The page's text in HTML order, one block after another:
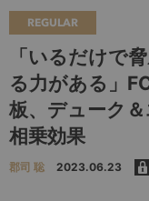
REGULAR
「いるだけで
る力がある」
板、デューク
相乗効果
郡司 聡 2023.06.23